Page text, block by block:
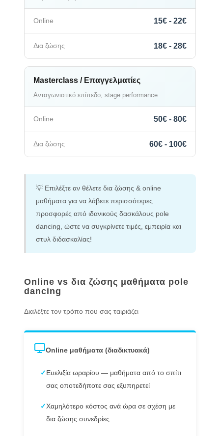
15€ - 22€
18€ - 28€
Masterclass / Επαγγελματίες
Ανταγωνιστικό επίπεδο, stage performance
50€ - 80€
60€ - 100€
💡 Επιλέξτε αν θέλετε δια ζώσης & online
μαθήματα για να λάβετε περισσότερες
προσφορές από ιδανικούς δασκάλους pole
dancing, ώστε να συγκρίνετε τιμές, εμπειρία και
στυλ διδασκαλίας!
Online vs δια ζώσης μαθήματα pole
dancing
Διαλέξτε τον τρόπο που σας ταιριάζει
Online μαθήματα (διαδικτυακά)
✓ Ευελιξία ωραρίου — μαθήματα από το σπίτι
σας οποτεδήποτε σας εξυπηρετεί
✓Χαμηλότερο κόστος ανά ώρα σε σχέση με
δια ζώσης συνεδρίες